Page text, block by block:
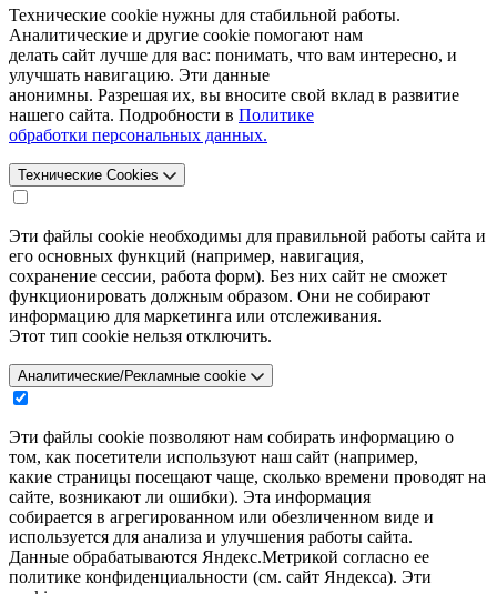
Технические cookie нужны для стабильной работы.
Аналитические и другие cookie помогают нам
делать сайт лучше для вас: понимать, что вам интересно, и
улучшать навигацию. Эти данные
анонимны. Разрешая их, вы вносите свой вклад в развитие
нашего сайта. Подробности в Политике
обработки персональных данных.
Технические Cookies
Эти файлы cookie необходимы для правильной работы сайта и
его основных функций (например, навигация,
сохранение сессии, работа форм). Без них сайт не сможет
функционировать должным образом. Они не собирают
информацию для маркетинга или отслеживания.
Этот тип cookie нельзя отключить.
Аналитические/Рекламные cookie
Эти файлы cookie позволяют нам собирать информацию о
том, как посетители используют наш сайт (например,
какие страницы посещают чаще, сколько времени проводят на
сайте, возникают ли ошибки). Эта информация
собирается в агрегированном или обезличенном виде и
используется для анализа и улучшения работы сайта.
Данные обрабатываются Яндекс.Метрикой согласно ее
политике конфиденциальности (см. сайт Яндекса). Эти